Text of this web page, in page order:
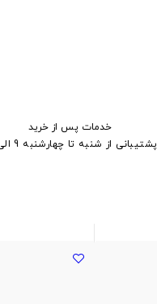
خدمات پس از خرید
پشتیبانی از شنبه تا چهارشنبه 9 الی 18